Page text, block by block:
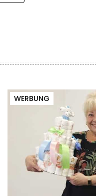
WERBUNG